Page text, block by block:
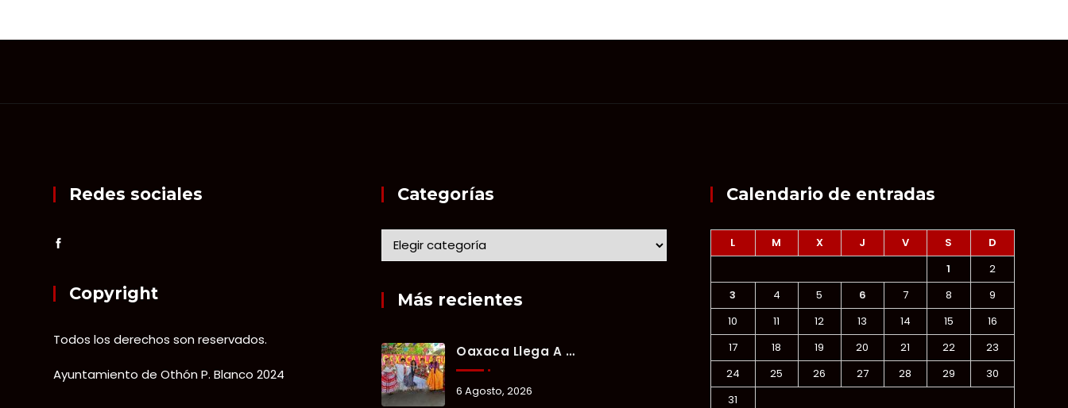
Redes sociales
Copyright
Todos los derechos son reservados.
Ayuntamiento de Othón P. Blanco 2024
Categorías
Más recientes
Oaxaca Llega A Chetumal Con El Color, Sabor Y Tradición De La Guelaguetza 2026.
6 Agosto, 2026
Calendario de entradas
L M X J V S
D
1
2
3
4 5 6 7 8
9
10
11 12 13 14 15
16
17
18 19 20 21 22
23
24
25 26 27 28 29
30
31